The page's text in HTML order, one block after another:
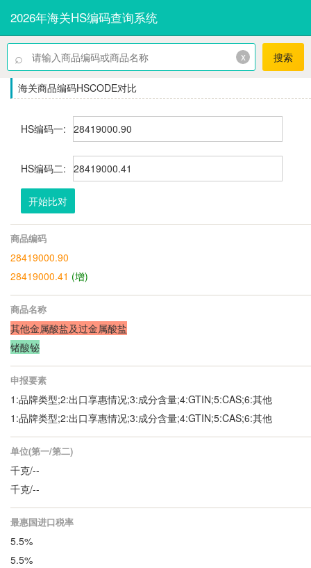
2026年海关HS编码查询系统
⌕ x 搜索
海关商品编码HSCODE对比
HS编码一:
HS编码二:
开始比对
商品编码
28419000.90
28419000.41 (增)
商品名称
其他金属酸盐及过金属酸盐
锗酸铋
申报要素
1:品牌类型;2:出口享惠情况;3:成分含量;4:GTIN;5:CAS;6:其他
1:品牌类型;2:出口享惠情况;3:成分含量;4:GTIN;5:CAS;6:其他
单位(第一/第二)
千克/--
千克/--
最惠国进口税率
5.5%
5.5%